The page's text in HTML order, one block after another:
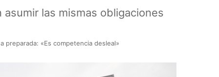
las mismas obligaciones
preparada: «Es competencia desleal»